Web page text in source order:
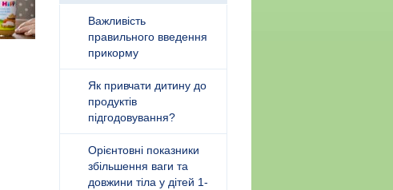
Важливість
правильного введення
прикорму
Як привчати дитину до
продуктів
підгодовування?
Орієнтовні показники
збільшення ваги та
довжини тіла у дітей 1-